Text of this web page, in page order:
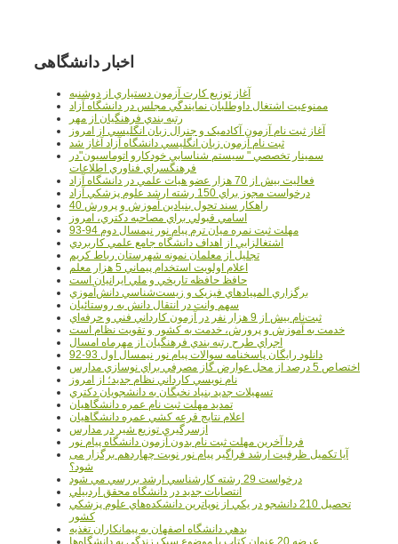
اخبار دانشگاهی
آغاز توزيع کارت آزمون دستياري از دوشنبه
ممنوعيت اشتغال داوطلبان نمايندگي مجلس در دانشگاه آزاد
رتبه بندي فرهنگيان از مهر
آغاز ثبت نام آزمون آکادميک و جنرال زبان انگليسي از امروز
ثبت نام آزمون زبان انگليسي دانشگاه آزاد آغاز شد
سمينار تخصصي " سيستم شناسايي خودکارو اتوماسيون"در
فرهنگسراي فناوري اطلاعات
فعاليت بيش از 70 هزار عضو هيات علمي در دانشگاه آزاد
درخواست مجوز براي 150 رشته ارشد علوم پزشکي آزاد
40 راهکار سند تحول بنيادين آموزش و پرورش
اسامي قبولي براي مصاحبه دکتري، امروز
مهلت ثبت نمره میان ترم پیام نور نیمسال دوم 94-93
اشتغالزايي از اهداف دانشگاه جامع علمي کاربردي
تجليل از معلمان نمونه شهرستان رباط کريم
اعلام اولويت استخدام پيماني 5 هزار معلم
حافظ حافظه تاريخي و ملي ايرانيان است
برگزاري المپيادهاي فيزيک و زيست‌شناسي دانش‌آموزي
سهم وانت در انتقال دانش به روستائيان
ثبت‌نام بيش از 9 هزار نفر در آزمون کارداني فني و حرفه‌اي
خدمت به آموزش و پرورش، خدمت به کشور و تقويت نظام است
اجراي طرح رتبه بندي فرهنگيان از مهرماه امسال
دانلود رایگان پاسخنامه سوالات پیام نور نیمسال اول 93-92
اختصاص 5 درصد از محل عوارض گاز مصرفي براي نوسازي مدارس
نام نويسي کارداني نظام جديد؛ از امروز
تسهيلات جديد بنياد نخبگان به دانشجويان دکتري
تمديد مهلت ثبت نام عمره دانشگاهيان
اعلام نتايج قرعه کشي عمره دانشگاهيان
ازسرگيري توزيع شير در مدارس
فردا آخرین مهلت ثبت نام بدون آزمون دانشگاه پیام نور
آیا تکمیل ظرفیت ارشد فراگیر پیام نور نوبت چهاردهم برگزار می
شود؟
درخواست 29 رشته کارشناسي ارشد بررسي مي شود
انتصابات جديد در دانشگاه محقق اردبيلي
تحصيل 210 دانشجو در يکي از نوپاترين دانشکده‌هاي علوم پزشکي
کشور
بدهي دانشگاه اصفهان به پيمانکاران تغذيه
عرضه 20 عنوان کتاب با موضوع سبک زندگي به دانشگاه‌ها